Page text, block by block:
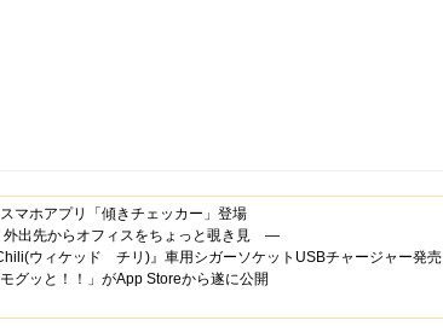
マホアプリ「傾きチェッカー」登場
出先からオフィスをちょっと覗き見 ―
ウィケッド チリ)』車用シガーソケットUSBチャージャー発売
グッと！！」がApp Storeから遂に公開